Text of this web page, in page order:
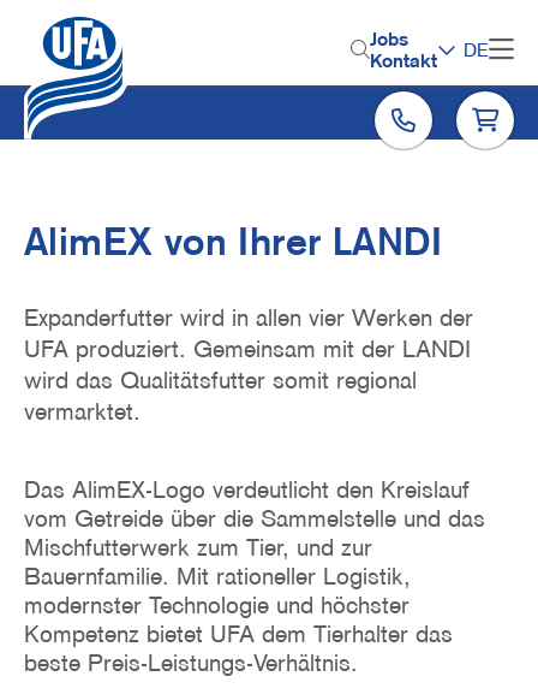
Inhalt
H
e
a
d
r
e
n
u
Jobs
Kontakt
DE
AlimEX von Ihrer LANDI
Expanderfutter wird in allen vier Werken der
UFA produziert. Gemeinsam mit der LANDI
wird das Qualitätsfutter somit regional
vermarktet.
Das AlimEX-Logo verdeutlicht den Kreislauf
vom Getreide über die Sammelstelle und das
Mischfutterwerk zum Tier, und zur
Bauernfamilie. Mit rationeller Logistik,
modernster Technologie und höchster
Kompetenz bietet UFA dem Tierhalter das
beste Preis-Leistungs-Verhältnis.